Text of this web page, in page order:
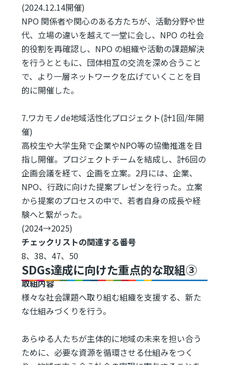
(2024.12.14開催)
NPO 関係者や関心のある方たちが、活動分野や世
代、立場の違いを越えて一堂に会し、NPO の社会
的役割を再確認し、NPO の組織や活動の課題解決
を行うとともに、団体相互の交流を深め合うこと
で、より一層ネットワークを広げていくことを目
的に開催した。
7.ワカモノde地域活性化プロジェクト(計1回/年開
催)
高校生や大学生発で企業やNPO等の協働推進を目
指し開催。プロジェクトチームを結成し、計6回の
企画会議を経て、企画を立案。2月には、企業、
NPO、行政に向けた提案プレゼンを行った。立案
から提案のプロセスの中で、若者自身の成長や経
験へと繋がった。
(2024→2025)
チェックリストの関連する番号
8、38、47、50
SDGs達成に向けた重点的な取組③
取組内容
様々な社会課題へ取り組む組織を支援する、新た
な仕組みづくりを行う。
あらゆる人たちが主体的に地域の未来を担い合う
ために、必要な資源を循環させる仕組みをつく